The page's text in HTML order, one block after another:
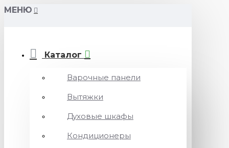
МЕНЮ
Каталог
Варочные панели
Вытяжки
Духовые шкафы
Кондиционеры